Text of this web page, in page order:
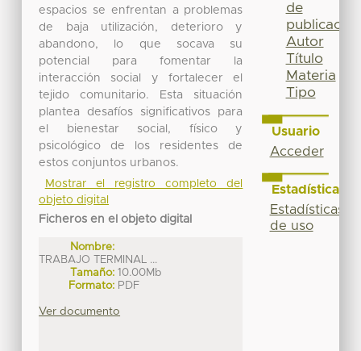
espacios se enfrentan a problemas
de baja utilización, deterioro y
abandono, lo que socava su
potencial para fomentar la
interacción social y fortalecer el
tejido comunitario. Esta situación
plantea desafíos significativos para
el bienestar social, físico y
psicológico de los residentes de
estos conjuntos urbanos.
Mostrar el registro completo del
objeto digital
Ficheros en el objeto digital
Nombre:
TRABAJO TERMINAL ...
Tamaño: 10.00Mb
Formato: PDF
Ver documento
de
publicación
Autor
Título
Materia
Tipo
Usuario
Acceder
Estadísticas
Estadísticas
de uso